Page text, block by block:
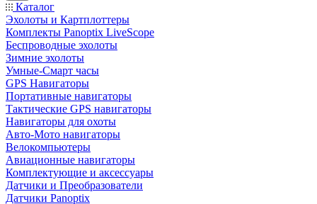
Каталог
Эхолоты и Картплоттеры
Комплекты Panoptix LiveScope
Беспроводные эхолоты
Зимние эхолоты
Умные-Смарт часы
GPS Навигаторы
Портативные навигаторы
Тактические GPS навигаторы
Навигаторы для охоты
Авто-Мото навигаторы
Велокомпьютеры
Авиационные навигаторы
Комплектующие и аксессуары
Датчики и Преобразователи
Датчики Panoptix